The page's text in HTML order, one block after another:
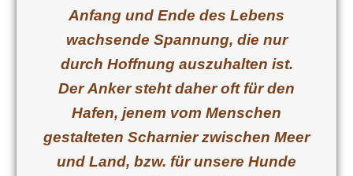
Anfang und Ende des Lebens
wachsende Spannung, die nur
durch Hoffnung auszuhalten ist.
Der Anker steht daher oft für den
Hafen, jenem vom Menschen
gestalteten Scharnier zwischen Meer
und Land, bzw. für unsere Hunde